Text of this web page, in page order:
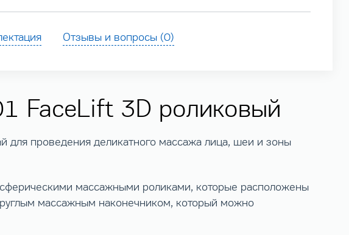
Отзывы и вопросы (0)
FaceLift 3D роликовый
для проведения деликатного массажа лица, шеи и зоны
массажными роликами, которые расположены
массажным наконечником, который можно